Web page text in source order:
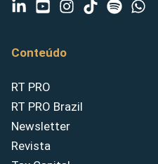
Conteúdo
RT PRO
RT PRO Brazil
Newsletter
Revista